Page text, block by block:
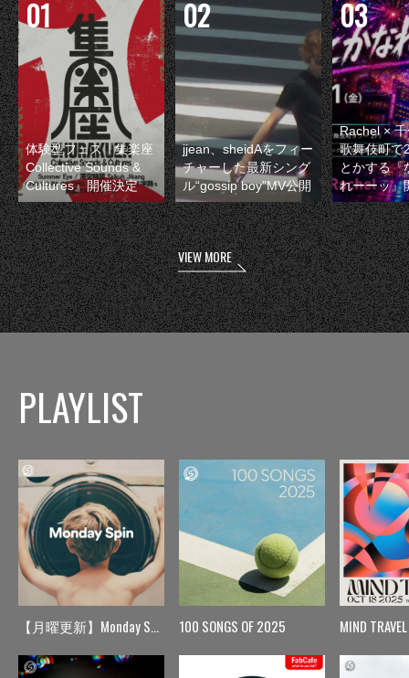
体験型フェス『集楽座
Collective Sounds &
Cultures』開催決定
jjean、sheidAをフィー
チャーした最新シング
ル“gossip boy”MV公開
Rachel ×
歌舞伎町で
とかする『
れーーッ』
VIEW MORE
PLAYLIST
【月曜更新】Monday Spin 100 SONGS OF 2025 MIND TRAVEL